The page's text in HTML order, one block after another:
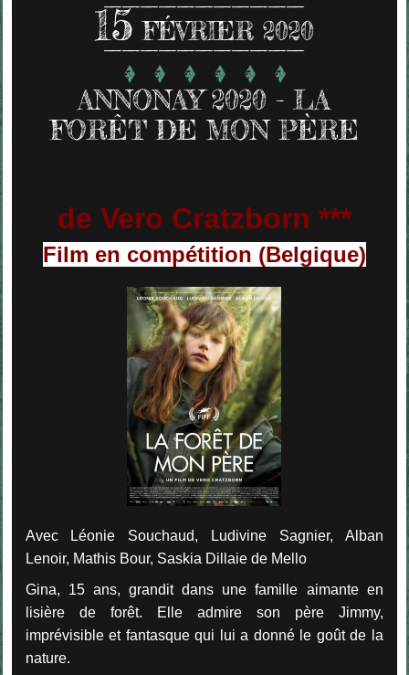
15 FÉVRIER 2020
ANNONAY 2020 - LA
FORÊT DE MON PÈRE
de Vero Cratzborn ***
Film en compétition (Belgique)
Avec Léonie Souchaud, Ludivine Sagnier, Alban
Lenoir, Mathis Bour, Saskia Dillaie de Mello
Gina, 15 ans, grandit dans une famille aimante en
lisière de forêt. Elle admire son père Jimmy,
imprévisible et fantasque qui lui a donné le goût de la
nature.